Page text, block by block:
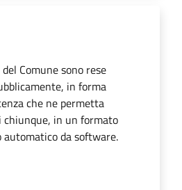
Comune sono rese
in forma
che ne permetta
chiunque, in un formato
automatico da software.